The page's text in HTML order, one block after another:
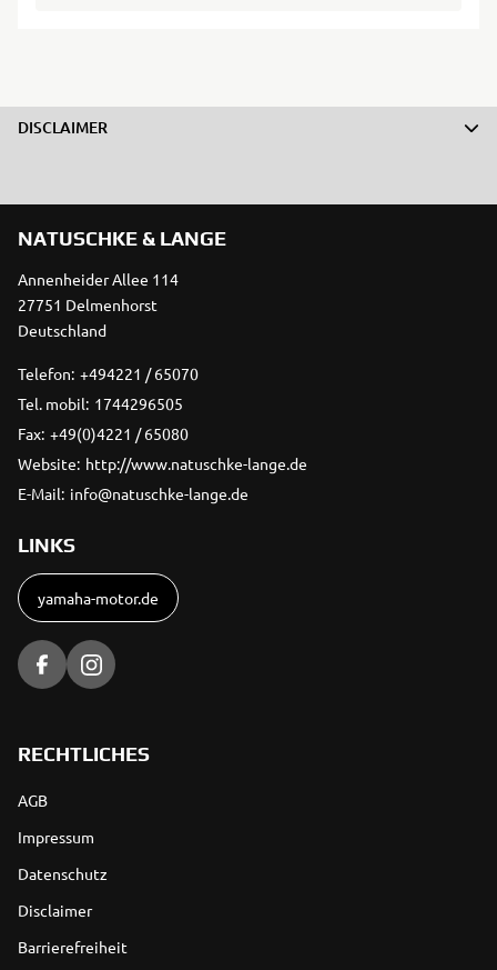
DISCLAIMER
NATUSCHKE & LANGE
Annenheider Allee 114
27751 Delmenhorst
Deutschland
Telefon: +494221 / 65070
Tel. mobil: 1744296505
Fax: +49(0)4221 / 65080
Website: http://www.natuschke-lange.de
E-Mail: info@natuschke-lange.de
LINKS
yamaha-motor.de
RECHTLICHES
AGB
Impressum
Datenschutz
Disclaimer
Barrierefreiheit